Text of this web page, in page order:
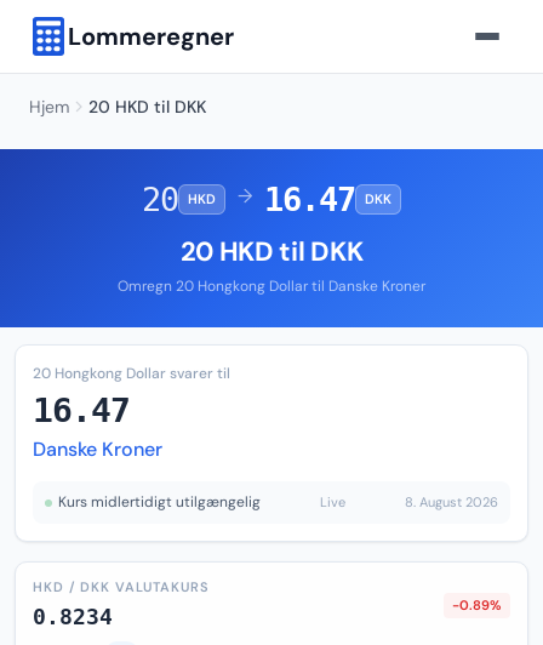
Lommeregner
Hjem 20 HKD til DKK
20 HKD → 16.47 DKK
20 HKD til DKK
Omregn 20 Hongkong Dollar til Danske Kroner
20 Hongkong Dollar svarer til
16.47
Danske Kroner
Kurs midlertidigt utilgængelig Live 8. August 2026
HKD / DKK VALUTAKURS
0.8234 -0.89%